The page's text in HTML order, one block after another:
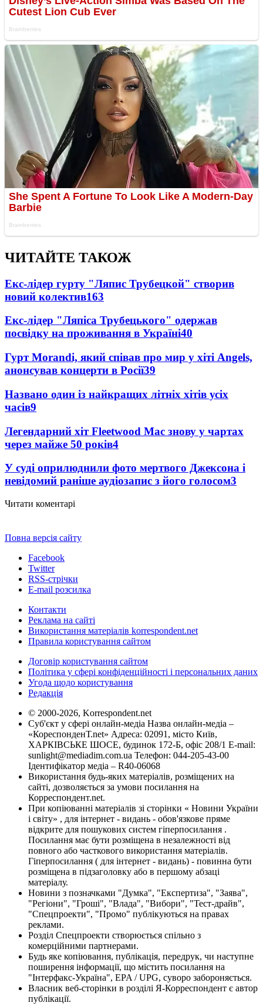
ЧИТАЙТЕ ТАКОЖ
Екс-лідер гурту "Ляпис Трубецкой" створив
новий колектив163
Екс-лідер "Ляпіса Трубецького" одержав
посвідку на проживання в Україні40
Гурт Morandi, який співав про мир у хіті Angels,
анонсував концерти в Росії39
Названо один із найкращих літніх хітів усіх
часів9
Легендарний хіт Fleetwood Mac знову у чартах
через майже 50 років4
У суді оприлюднили фото мертвого Джексона і
невідомий раніше аудіозапис з його голосом3
Читати коментарі
Повна версія сайту
Facebook
Twitter
RSS-стрічки
E-mail розсилка
Контакти
Реклама на сайті
Використання матеріалів korrespondent.net
Правила користування сайтом
Договір користування сайтом
Політика у сфері конфіденційності і персональних даних
Угода щодо користування
Редакція
© 2000-2026, Korrespondent.net
Суб'єкт у сфері онлайн-медіа Назва онлайн-медіа –
«КореспонденТ.net» Адреса: 02091, місто Київ,
ХАРКІВСЬКЕ ШОСЕ, будинок 172-Б, офіс 208/1 E-mail:
sunlight@mediadim.com.ua Телефон: 044-205-43-00
Ідентифікатор медіа – R40-06068
Використання будь-яких матеріалів, розміщених на
сайті, дозволяється за умови посилання на
Корреспондент.net.
При копіюванні матеріалів зі сторінки « Новини України
і світу» , для інтернет - видань - обов'язкове пряме
відкрите для пошукових систем гіперпосилання .
Посилання має бути розміщена в незалежності від
повного або часткового використання матеріалів.
Гіперпосилання ( для інтернет - видань) - повинна бути
розміщена в підзаголовку або в першому абзаці
матеріалу.
Новини з позначками "Думка", "Експертиза", "Заява",
"Регіони", "Гроші", "Влада", "Вибори", "Тест-драйв",
"Спецпроекти", "Промо" публікуються на правах
реклами.
Розділ Спецпроекти створюється спільно з
комерційними партнерами.
Будь яке копіювання, публікація, передрук, чи наступне
поширення інформації, що містить посилання на
"Інтерфакс-Україна", EPA / UPG, суворо забороняється.
Власник веб-сторінки в розділі Я-Корреспондент є автор
публікації.